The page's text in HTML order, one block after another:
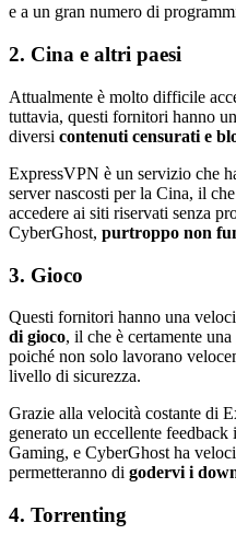
e a un gran numero di
2. Cina e altri paesi
Attualmente è molto difficile
tuttavia, questi fornitori hanno
diversi contenuti censurati e
ExpressVPN è un servizio che
server nascosti per la Cina, il
accedere ai siti riservati senza
CyberGhost, purtroppo non
3. Gioco
Questi fornitori hanno una
di gioco, il che è certamente
poiché non solo lavorano
livello di sicurezza.
Grazie alla velocità costante di
generato un eccellente
Gaming, e CyberGhost ha
permetteranno di godervi i
4. Torrenting